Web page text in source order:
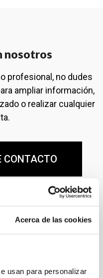
Acerca de las cookies
usan para personalizar
nosotros
profesional, no dudes
ampliar información,
o realizar cualquier
CONTACTO
y precios